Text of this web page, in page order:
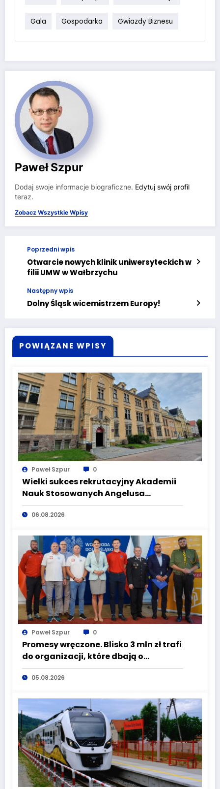
Gala Gospodarka Gwiazdy Biznesu
Paweł Szpur
Dodaj swoje informacje biograficzne. Edytuj swój profil
teraz.
Zobacz Wszystkie Wpisy
Poprzedni wpis
Otwarcie nowych klinik uniwersyteckich w
filii UMW w Wałbrzychu
Następny wpis
Dolny Śląsk wicemistrzem Europy!
POWIĄZANE WPISY
Paweł Szpur 0
Wielki sukces rekrutacyjny Akademii
Nauk Stosowanych Angelusa
Silesiusa! Uczelnia bije rekordy, ale Ty
wciąż masz szansę – weź udział w II
06.08.2026
Paweł Szpur 0
Promesy wręczone. Blisko 3 mln zł trafi
do organizacji, które dbają o
bezpieczeństwo mieszkańców
Dolnego Śląska
05.08.2026